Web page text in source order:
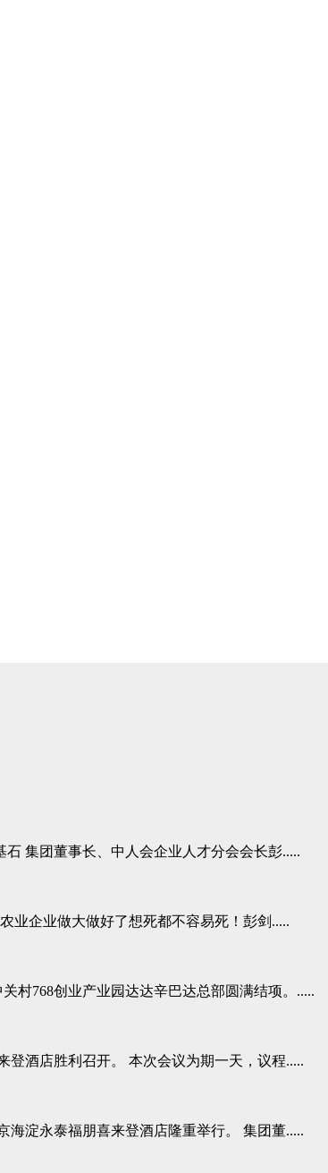
集团董事长、中人会企业人才分会会长彭.....
业企业做大做好了想死都不容易死！彭剑.....
村768创业产业园达达辛巴达总部圆满结项。.....
登酒店胜利召开。 本次会议为期一天，议程.....
海淀永泰福朋喜来登酒店隆重举行。 集团董.....